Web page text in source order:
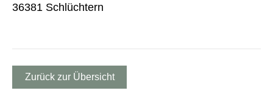
36381 Schlüchtern
Zurück zur Übersicht